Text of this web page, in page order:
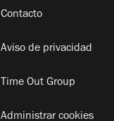
Contacto
Aviso de privacidad
Time Out Group
Administrar cookies